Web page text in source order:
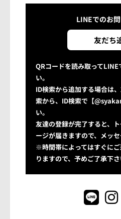
営業時間：10:00~18:00
定休日：第3日
LINEでのお
友だち
QRコードを読み取って
い。
ID検索から追加する場合は
索から、ID検索で【
い。
友達の登録が完了すると、
ージが届きますので、メッ
※時間帯によってはすぐに
りますので、予めご了承下さ